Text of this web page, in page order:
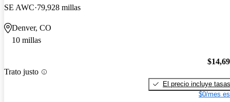
SE AWC 79,928 millas
Denver, CO
10 millas
Trato justo
El precio incluye tasas
$0/mes